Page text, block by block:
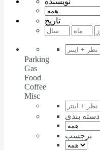
تاریخ
Parking
Gas
Food
Coffee
Misc
دسته بندی
برچسب